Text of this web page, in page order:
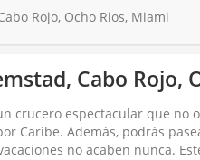
Rojo, Ocho Rios, Miami
Cabo Rojo,
crucero espectacular que
Caribe. Además, podrás
no acaben nunca.